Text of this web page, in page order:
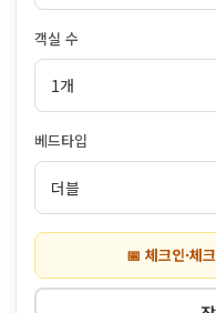
객실 수
베드타입
📅 체크인·체